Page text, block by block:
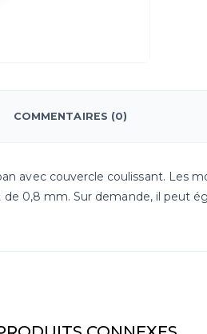
COMMENTAIRES (0)
avec couvercle coulissant. Les
0,8 mm. Sur demande, il peut